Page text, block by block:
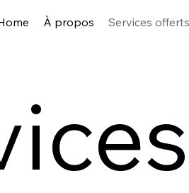
À propos Services offerts